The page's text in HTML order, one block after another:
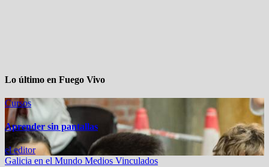
Lo último en Fuego Vivo
Cursos
Aprender sin pantallas
el editor
Galicia en el Mundo Medios Vinculados